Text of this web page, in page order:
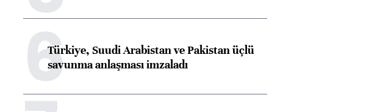
6Türkiye, Suudi Arabistan ve Pakistan üçlü
savunma anlaşması imzaladı